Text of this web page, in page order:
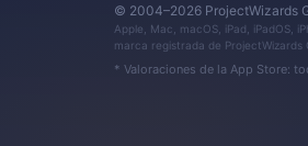
© 2004–2026 ProjectWizards
Apple, Mac, macOS, iPad, iPadOS,
marca registrada de ProjectWizards
* Valoraciones de la App Store: